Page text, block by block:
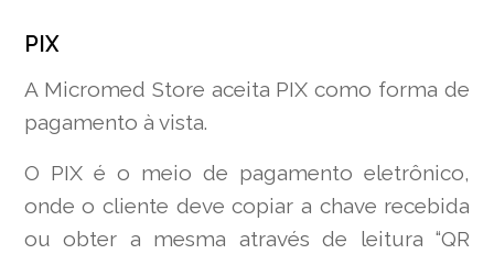
PIX
A Micromed Store aceita PIX como forma de
pagamento à vista.
O PIX é o meio de pagamento eletrônico,
onde o cliente deve copiar a chave recebida
ou obter a mesma através de leitura “QR